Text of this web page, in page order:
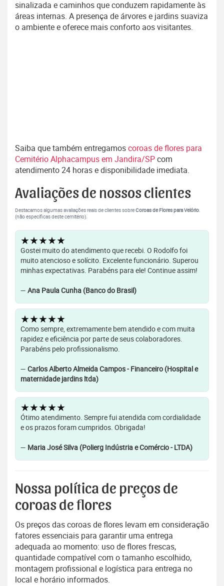
sinalizada e caminhos que conduzem rapidamente às
áreas internas. A presença de árvores e jardins suaviza
o ambiente e oferece mais conforto aos visitantes.
Saiba que também entregamoscoroas de flores para
Cemitério Alphacampus em Jandira/SPcom
atendimento 24 horas e disponibilidade imediata.
Avaliações de nossos clientes
Destacamos algumas avaliações reais de clientes sobreCoroas de Flores para Velório.
(não específicas deste cemitério).
★★★★★
Gostei muito do atendimento que recebi. O Rodolfo foi
muito atencioso e solícito. Excelente funcionário. Superou
minhas expectativas. Parabéns para ele! Continue assim!
— Ana Paula Cunha (Banco do Brasil)
★★★★★
Como sempre, extremamente bem atendido e com muita
rapidez e eficiência por parte de seus colaboradores.
Parabéns pelo profissionalismo.
— Carlos Alberto Almeida Campos - Financeiro (Hospital e
maternidade jardins ltda)
★★★★★
Ótimo atendimento. Sempre fui atendida com cordialidade
e os prazos foram cumpridos. Obrigada!
— Maria José Silva (Polierg Indústria e Comércio - LTDA)
Nossa política de preços de
coroas de flores
Os preços das coroas de flores levam em consideração
fatores essenciais para garantir uma entrega
adequada ao momento: uso de flores frescas,
quantidade compatível com o tamanho escolhido,
montagem profissional e logística para entrega no
local e horário informados.